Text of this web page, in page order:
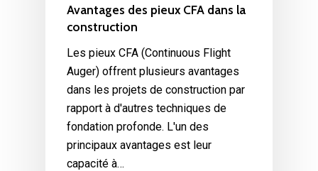
Avantages des pieux CFA dans la
construction
Les pieux CFA (Continuous Flight
Auger) offrent plusieurs avantages
dans les projets de construction par
rapport à d'autres techniques de
fondation profonde. L'un des
principaux avantages est leur
capacité à…